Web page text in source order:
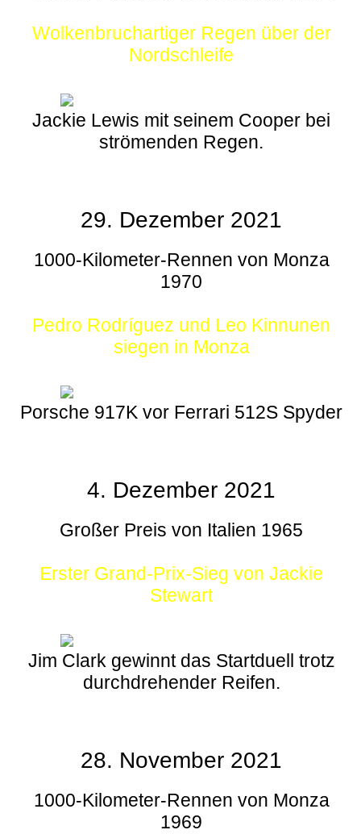
Wolkenbruchartiger Regen über der
Nordschleife
Jackie Lewis mit seinem Cooper bei
strömenden Regen.
29. Dezember 2021
1000-Kilometer-Rennen von Monza
1970
Pedro Rodríguez und Leo Kinnunen
siegen in Monza
Porsche 917K vor Ferrari 512S Spyder
4. Dezember 2021
Großer Preis von Italien 1965
Erster Grand-Prix-Sieg von Jackie
Stewart
Jim Clark gewinnt das Startduell trotz
durchdrehender Reifen.
28. November 2021
1000-Kilometer-Rennen von Monza
1969